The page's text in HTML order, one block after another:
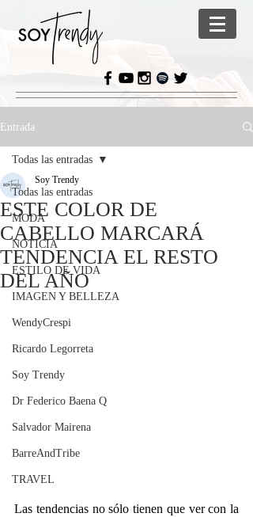
Entrada
Todas las entradas
MODA
NOTICIA
ESTILO DE VIDA
IMAGEN Y BELLEZA
WendyCrespi
Ricardo Legorreta
Soy Trendy
Dr Federico Baena Q
Salvador Mairena
BarreAndTribe
TRAVEL
Todas las entradas
ESTE COLOR DE
CABELLO MARCARÁ
TENDENCIA EL RESTO
DEL AÑO
Soy Trendy
Las tendencias no sólo tienen que ver con la